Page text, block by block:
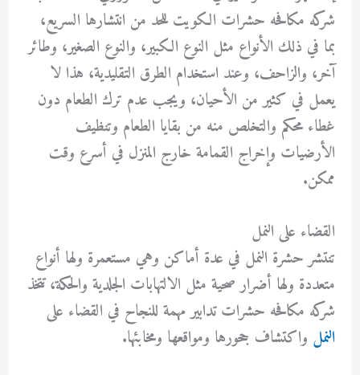
شركه مكافحه حشرات الكويت للحد من انتشارها السريع،
بما في ذلك الأنواع مثل النوع الكبير، والنوع الصغير، وطائر
آخر، والزاحف، وعند استخدام الطرق التقليدية، هذا لا
يعمل في كثير من الأحيان، ويجب عدم ترك الطعام دون
غطاء محكم والتخلص منه من بقايا الطعام وتنظيف
الأرضيات وإخراج القمامة خارج المنزل في أسرع وقت
ممكن.
القضاء على النمل
تنتشر حشرة النمل في عدة أماكن وهي مستعمرة ولها أنواع
متعددة ولها أضرار صحية مثل الالتهابات الجلدية والحكة، تتخذ
شركه مكافحه حشرات تدابير مهمة للنجاح في القضاء على
النمل واكتشاف جحورها ومواقعها ومخابئها.